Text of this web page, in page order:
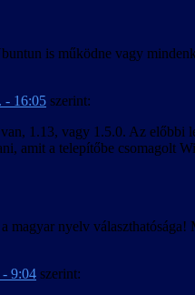
is működne vagy
- 16:05 szerint:
1.13, vagy 1.5.0. Az előbbi
amit a telepítőbe csomagolt
magyar nyelv választhatósága!
9:04 szerint: